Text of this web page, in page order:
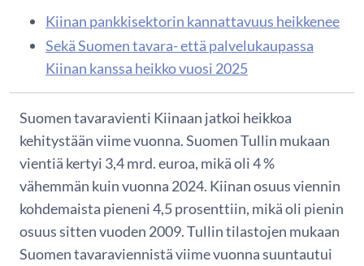
Kiinan pankkisektorin kannattavuus heikkenee
Sekä Suomen tavara- että palvelukaupassa
Kiinan kanssa heikko vuosi 2025
Suomen tavaravienti Kiinaan jatkoi heikkoa
kehitystään viime vuonna. Suomen Tullin mukaan
vientiä kertyi 3,4 mrd. euroa, mikä oli 4 %
vähemmän kuin vuonna 2024. Kiinan osuus viennin
kohdemaista pieneni 4,5 prosenttiin, mikä oli pienin
osuus sitten vuoden 2009. Tullin tilastojen mukaan
Suomen tavaraviennistä viime vuonna suuntautui